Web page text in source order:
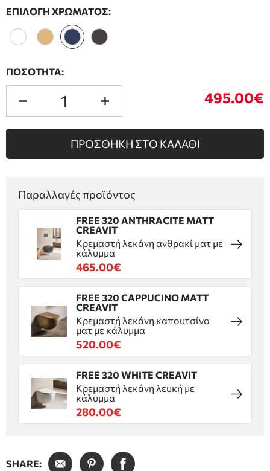
ΕΠΙΛΟΓΗ ΧΡΩΜΑΤΟΣ:
ΠΟΣΟΤΗΤΑ:
495.00€
ΠΡΟΣΘΗΚΗ ΣΤΟ ΚΑΛΑΘΙ
Παραλλαγές προϊόντος
FREE 320 ANTHRACITE MATT
CREAVIT
Κρεμαστή λεκάνη ανθρακί ματ με
κάλυμμα
465.00€
FREE 320 CAPPUCINO MATT
CREAVIT
Κρεμαστή λεκάνη καπουτσίνο
ματ με κάλυμμα
520.00€
FREE 320 WHITE CREAVIT
Κρεμαστή λεκάνη λευκή με
κάλυμμα
280.00€
SHARE: